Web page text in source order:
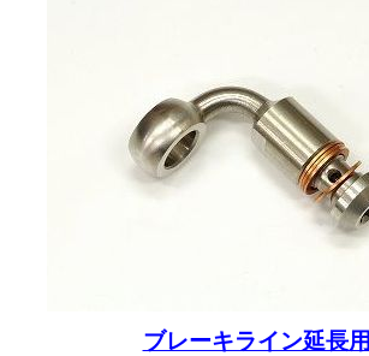
ブレーキライン延長用